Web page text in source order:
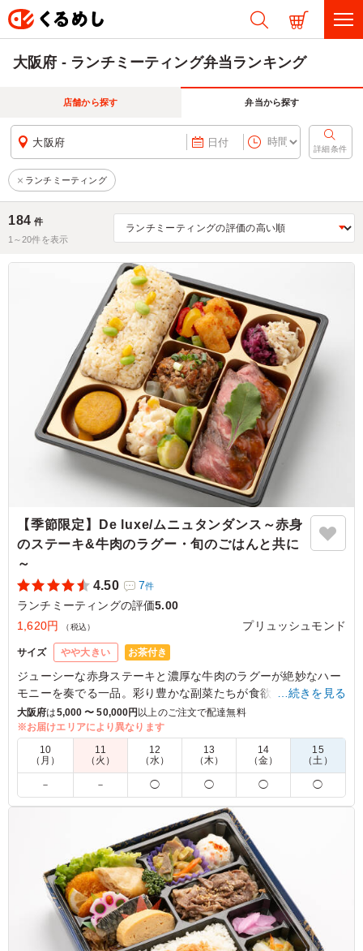
大阪府 - ランチミーティング弁当ランキング
店舗から探す 弁当から探す
大阪府 日付
詳細条件
ランチミーティング
184 件
1～20件を表示
【季節限定】De luxe/ムニュタンダンス～赤身
のステーキ&牛肉のラグー・旬のごはんと共に
～
4.50
7件
ランチミーティングの評価5.00
1,620円
（税込） プリュッシュモンド
サイズ やや大きい お茶付き
ジューシーな赤身ステーキと濃厚な牛肉のラグーが絶妙なハー
モニーを奏でる一品。彩り豊かな副菜たちが食欲をそそりま
す。特別なひとときやお食事会でも喜ばれる、贅沢な味わいを
お楽しみください。
＜旬のごはん＞
12月1日～2月28日：しそオイルの混ぜご飯
3月1日～5月31日：グリンピースご飯
6月1日～8月31日：とうもろこしと枝豆の炊き込みご飯
9月1日～11月30日：栗ご飯
5.0
副菜もメインのおかずも、丁寧に一つ一つ作られており、
盛り付けも色鮮やかで見た目も美しいです。 またお肉だ
けではなくて、野菜もしっかり入っていますし、極め付け
は美味しいデザートです！
…続きを見る
大阪府は5,000 〜 50,000円 以上のご注文で配達無料
※お届けエリアにより異なります
10
（月）
11
（火）
12
（水）
13
（木）
14
（金）
15
（土）
－ － ◯ ◯ ◯ ◯